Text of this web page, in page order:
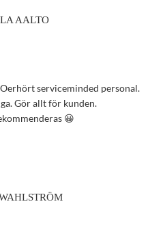
AALTO
serviceminded personal.
Gör allt för kunden.
😀